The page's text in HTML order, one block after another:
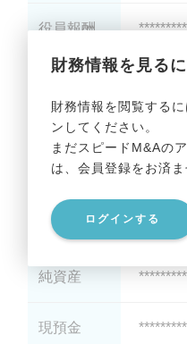
財務情報を見る
財務情報を閲覧する
ンしてください。
まだスピードM&Aの
は、会員登録をお済ま
ログインする
役員報酬
貸借対照表（B/S）
総資産
有利子負債
純資産
現預金